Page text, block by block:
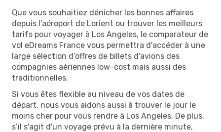
Que vous souhaitiez dénicher les bonnes affaires
depuis l'aéroport de Lorient ou trouver les meilleurs
tarifs pour voyager à Los Angeles, le comparateur de
vol eDreams France vous permettra d'accéder à une
large sélection d’offres de billets d'avions des
compagnies aériennes low-cost mais aussi des
traditionnelles.
Si vous êtes flexible au niveau de vos dates de
départ, nous vous aidons aussi à trouver le jour le
moins cher pour vous rendre à Los Angeles. De plus,
s’il s'agit d'un voyage prévu à la dernière minute,